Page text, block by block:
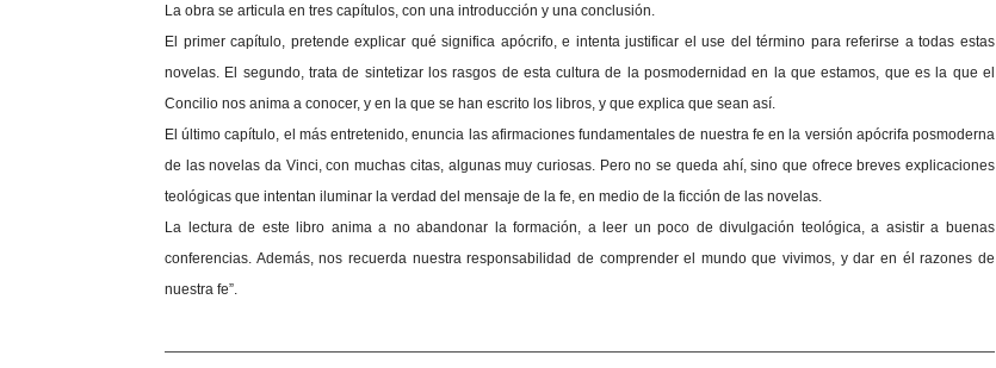
La obra se articula en tres capítulos, con una introducción y una conclusión.
El primer capítulo, pretende explicar qué significa apócrifo, e intenta justificar el use del término para referirse a todas estas
novelas. El segundo, trata de sintetizar los rasgos de esta cultura de la posmodernidad en la que estamos, que es la que el
Concilio nos anima a conocer, y en la que se han escrito los libros, y que explica que sean así.
El último capítulo, el más entretenido, enuncia las afirmaciones fundamentales de nuestra fe en la versión apócrifa posmoderna
de las novelas da Vinci, con muchas citas, algunas muy curiosas. Pero no se queda ahí, sino que ofrece breves explicaciones
teológicas que intentan iluminar la verdad del mensaje de la fe, en medio de la ficción de las novelas.
La lectura de este libro anima a no abandonar la formación, a leer un poco de divulgación teológica, a asistir a buenas
conferencias. Además, nos recuerda nuestra responsabilidad de comprender el mundo que vivimos, y dar en él razones de
nuestra fe”.
——————————————————————————————————————————————————————————